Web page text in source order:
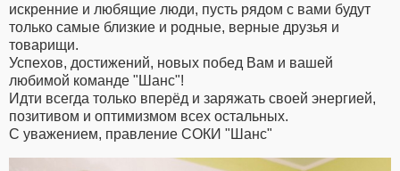
искренние и любящие люди, пусть рядом с вами будут
только самые близкие и родные, верные друзья и
товарищи.
Успехов, достижений, новых побед Вам и вашей
любимой команде "Шанс"!
Идти всегда только вперёд и заряжать своей энергией,
позитивом и оптимизмом всех остальных.
С уважением, правление СОКИ "Шанс"